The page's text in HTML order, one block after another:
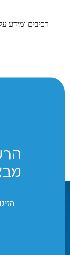
רכיבים ומידע